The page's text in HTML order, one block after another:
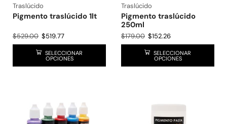
Traslúcido
Pigmento traslúcido 1lt
$529.00 $519.77
SELECCIONAR
OPCIONES
Traslúcido
Pigmento traslúcido
250ml
$179.00 $152.26
SELECCIONAR
OPCIONES